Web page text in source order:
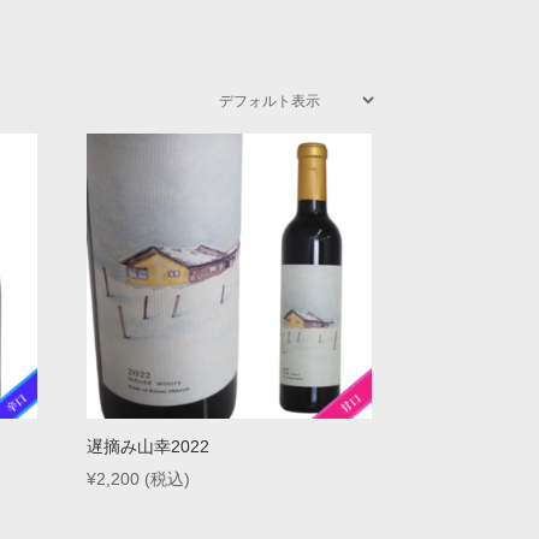
遅摘み山幸2022
¥2,200 (税込)